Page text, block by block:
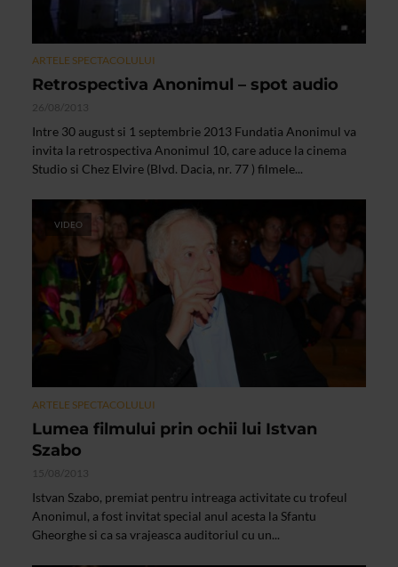
ARTELE SPECTACOLULUI
Retrospectiva Anonimul – spot audio
26/08/2013
Intre 30 august si 1 septembrie 2013 Fundatia Anonimul va
invita la retrospectiva Anonimul 10, care aduce la cinema
Studio si Chez Elvire (Blvd. Dacia, nr. 77 ) filmele...
VIDEO
ARTELE SPECTACOLULUI
Lumea filmului prin ochii lui Istvan
Szabo
15/08/2013
Istvan Szabo, premiat pentru intreaga activitate cu trofeul
Anonimul, a fost invitat special anul acesta la Sfantu
Gheorghe si ca sa vrajeasca auditoriul cu un...